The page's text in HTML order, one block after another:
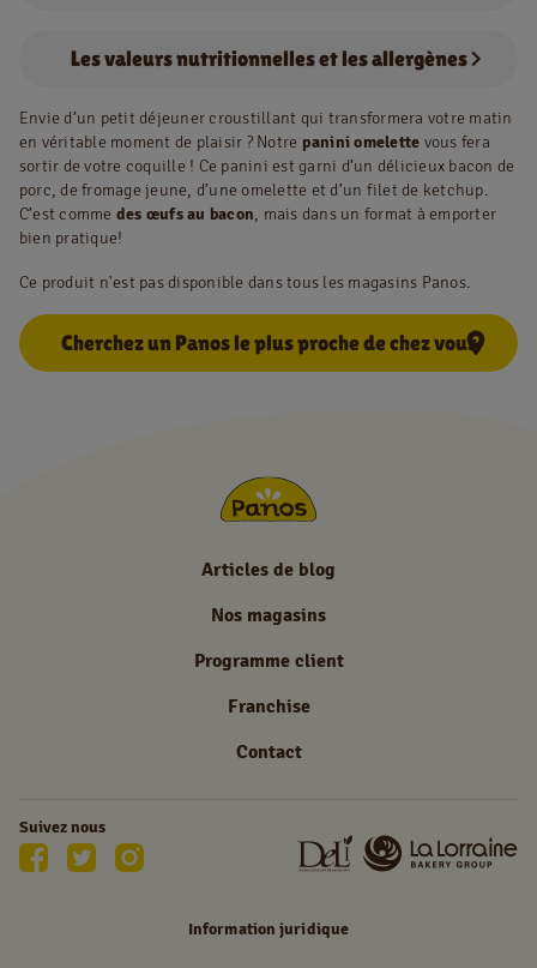
Information juridique
Cookie policy
Les valeurs nutritionnelles et les allergènes
Envie d’un petit déjeuner croustillant qui transformera votre matin
en véritable moment de plaisir ? Notre panini omelette vous fera
sortir de votre coquille ! Ce panini est garni d’un délicieux bacon de
porc, de fromage jeune, d’une omelette et d’un filet de ketchup.
C’est comme des œufs au bacon, mais dans un format à emporter
bien pratique!
Ce produit n'est pas disponible dans tous les magasins Panos.
Cherchez un Panos le plus proche de chez vous
Suivez nous
Articles de blog
Nos magasins
Programme client
Franchise
Contact
Information juridique